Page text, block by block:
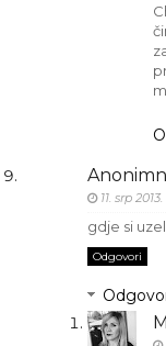
11. srp
gdje si
Odgovori